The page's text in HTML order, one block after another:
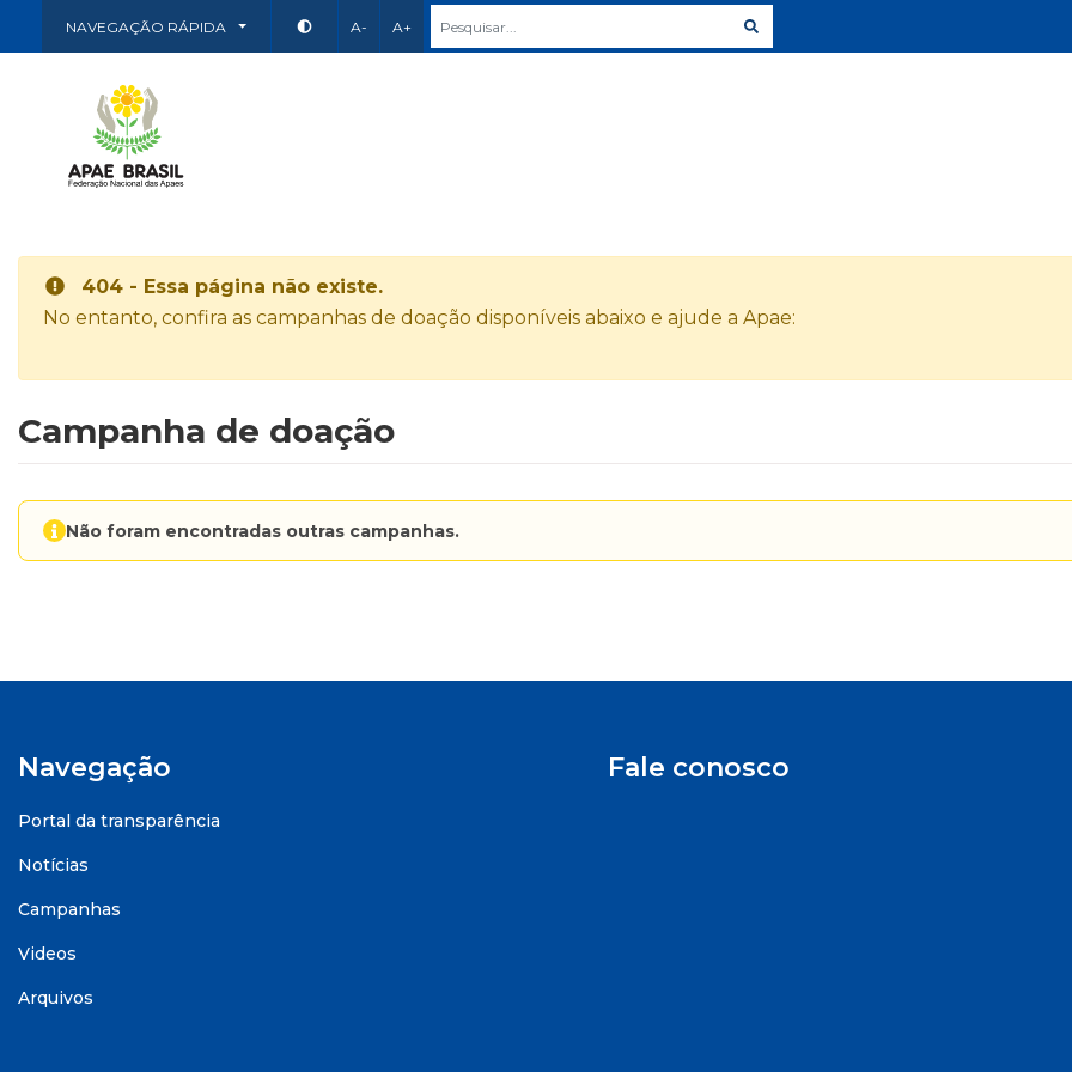
NAVEGAÇÃO RÁPIDA A- A+
404 - Essa página não existe.
No entanto, confira as campanhas de doação disponíveis abaixo e ajude a Apae:
Campanha de doação
Não foram encontradas outras campanhas.
Navegação
Portal da transparência
Notícias
Campanhas
Videos
Arquivos
Fale conosco